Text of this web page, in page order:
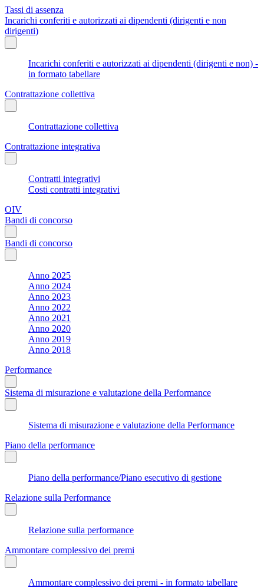
Tassi di assenza
Incarichi conferiti e autorizzati ai dipendenti (dirigenti e non
dirigenti)
Incarichi conferiti e autorizzati ai dipendenti (dirigenti e non) -
in formato tabellare
Contrattazione collettiva
Contrattazione collettiva
Contrattazione integrativa
Contratti integrativi
Costi contratti integrativi
OIV
Bandi di concorso
Bandi di concorso
Anno 2025
Anno 2024
Anno 2023
Anno 2022
Anno 2021
Anno 2020
Anno 2019
Anno 2018
Performance
Sistema di misurazione e valutazione della Performance
Sistema di misurazione e valutazione della Performance
Piano della performance
Piano della performance/Piano esecutivo di gestione
Relazione sulla Performance
Relazione sulla performance
Ammontare complessivo dei premi
Ammontare complessivo dei premi - in formato tabellare